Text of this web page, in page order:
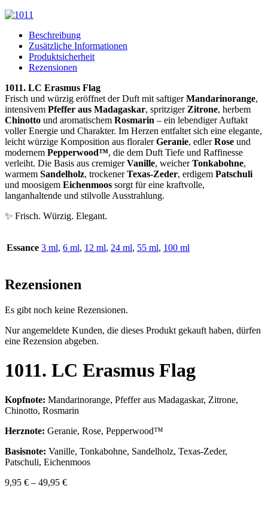
Beschreibung
Zusätzliche Informationen
Produktsicherheit
Rezensionen
1011. LC Erasmus Flag
Frisch und würzig eröffnet der Duft mit saftigerMandarinorange,
intensivem Pfeffer aus Madagaskar, spritziger Zitrone, herbem
Chinotto und aromatischem Rosmarin – ein lebendiger Auftakt
voller Energie und Charakter. Im Herzen entfaltet sich eine elegante,
leicht würzige Komposition aus floralerGeranie, edlerRose und
modernem Pepperwood™, die dem Duft Tiefe und Raffinesse
verleiht. Die Basis aus cremigerVanille, weicherTonkabohne,
warmem Sandelholz, trockenerTexas-Zeder, erdigem Patschuli
und moosigem Eichenmoos sorgt für eine kraftvolle,
langanhaltende und stilvolle Ausstrahlung.
✨ Frisch. Würzig. Elegant.
Essance 3 ml, 6 ml, 12 ml, 24 ml, 55 ml, 100 ml
Rezensionen
Es gibt noch keine Rezensionen.
Nur angemeldete Kunden, die dieses Produkt gekauft haben, dürfen
eine Rezension abgeben.
1011. LC Erasmus Flag
Kopfnote: Mandarinorange, Pfeffer aus Madagaskar, Zitrone,
Chinotto, Rosmarin
Herznote: Geranie, Rose, Pepperwood™
Basisnote: Vanille, Tonkabohne, Sandelholz, Texas-Zeder,
Patschuli, Eichenmoos
9,95 € – 49,95 €